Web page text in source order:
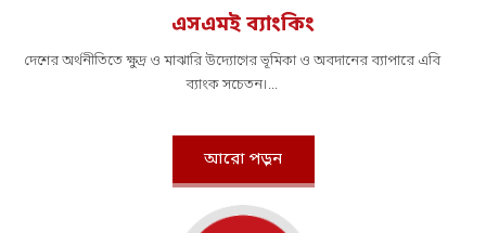
এসএমই ব্যাংকিং
দেশের অর্থনীতিতে ক্ষুদ্র ও মাঝারি উদ্যোগের ভূমিকা ও অবদানের ব্যাপারে এবি
ব্যাংক সচেতন।...
আরো পড়ুন